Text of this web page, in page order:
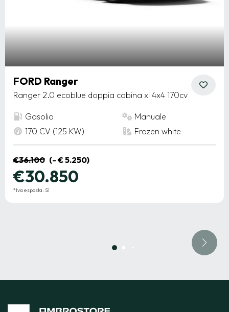
FORD Ranger
Ranger 2.0 ecoblue doppia cabina xl 4x4 170cv
Gasolio
Manuale
170 CV (125 KW)
Frozen white
€36.100 (- € 5.250)
€30.850
*Iva esposta: Sì